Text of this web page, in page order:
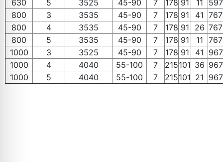
630
5 3525 45-90 7 178 91 11
597
800
3 3535 45-90 7 178 91 41 767
800
4 3535 45-90 7 178 91 26 767
800
5 3535 45-90 7 178 91 11 767
1000
3 3525 45-90 7 178 91 41 967
1000
4 4040 55-100 7 215101 36 967
1000
5 4040 55-100 7 215101 21 967